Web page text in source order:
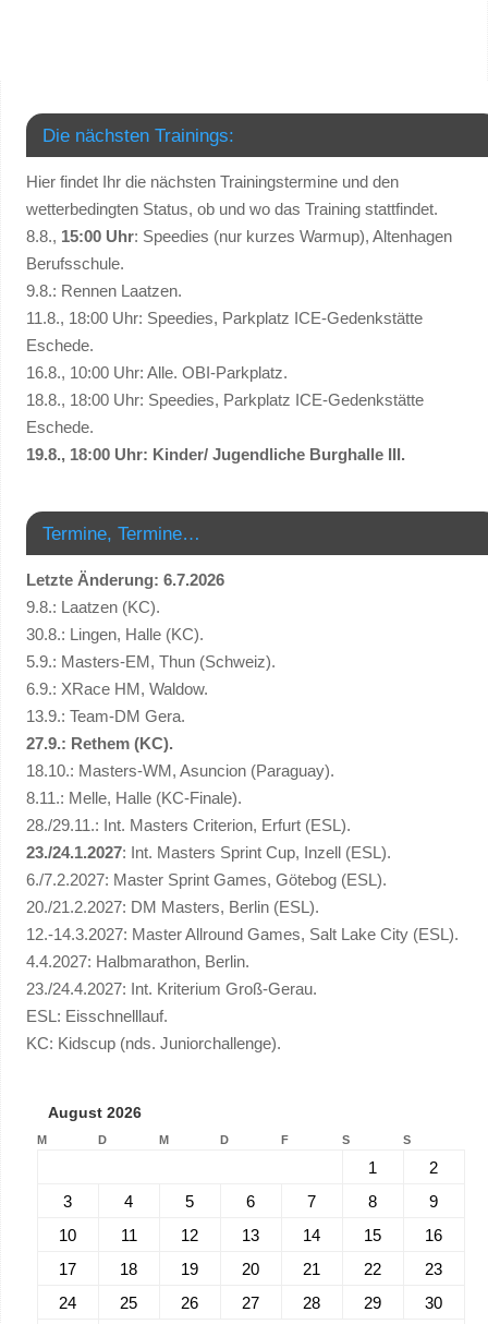
Die nächsten Trainings:
Hier findet Ihr die nächsten Trainingstermine und den
wetterbedingten Status, ob und wo das Training stattfindet.
8.8., 15:00 Uhr: Speedies (nur kurzes Warmup), Altenhagen
Berufsschule.
9.8.: Rennen Laatzen.
11.8., 18:00 Uhr: Speedies, Parkplatz ICE-Gedenkstätte
Eschede.
16.8., 10:00 Uhr: Alle. OBI-Parkplatz.
18.8., 18:00 Uhr: Speedies, Parkplatz ICE-Gedenkstätte
Eschede.
19.8., 18:00 Uhr: Kinder/ Jugendliche Burghalle III.
Termine, Termine…
Letzte Änderung: 6.7.2026
9.8.: Laatzen (KC).
30.8.: Lingen, Halle (KC).
5.9.: Masters-EM, Thun (Schweiz).
6.9.: XRace HM, Waldow.
13.9.: Team-DM Gera.
27.9.: Rethem (KC).
18.10.: Masters-WM, Asuncion (Paraguay).
8.11.: Melle, Halle (KC-Finale).
28./29.11.: Int. Masters Criterion, Erfurt (ESL).
23./24.1.2027: Int. Masters Sprint Cup, Inzell (ESL).
6./7.2.2027: Master Sprint Games, Götebog (ESL).
20./21.2.2027: DM Masters, Berlin (ESL).
12.-14.3.2027: Master Allround Games, Salt Lake City (ESL).
4.4.2027: Halbmarathon, Berlin.
23./24.4.2027: Int. Kriterium Groß-Gerau.
ESL: Eisschnelllauf.
KC: Kidscup (nds. Juniorchallenge).
August 2026
M D M D F S S
1
2
3
4 5 6 7 8
9
10
11 12 13 14 15
16
17
18 19 20 21 22
23
24
25 26 27 28 29 30